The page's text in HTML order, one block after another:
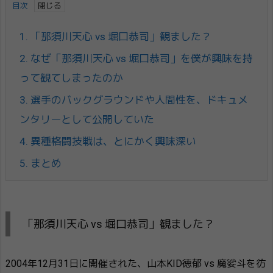
目次
1.
「那須川天心 vs 堀口恭司」観ました？
2. なぜ「那須川天心 vs 堀口恭司」を僕が興味を持
って観てしまったのか
3. 選手のバックグラウンドや人間性を、ドキュメ
ンタリーとして公開していた
4. 異種格闘技戦は、とにかく興味深い
5. まとめ
「那須川天心 vs 堀口恭司」観ました？
2004年12月31日に開催された、山本KID徳郁 vs 魔娑斗を彷